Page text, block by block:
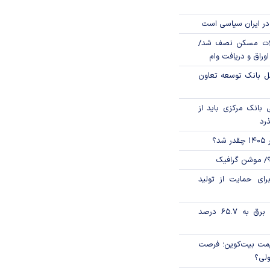
ایران سیاسی است
مسکن نصف شد/
و دریافت وام
بانک توسعه تعاون
مرکزی باید از
موشن گرافیک
حمایت از تولید
تورم فصلی بخش برق به ۶۵.۷ درصد
قیمت بیت‌کوین؛ فرصت